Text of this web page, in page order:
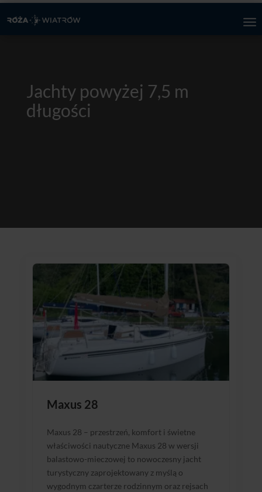
Jachty powyżej 7,5 m
długości
Maxus 28
Maxus 28 – przestrzeń, komfort i świetne
właściwości nautyczne Maxus 28 w wersji
balastowo-mieczowej to nowoczesny jacht
turystyczny zaprojektowany z myślą o
wygodnym czarterze rodzinnym oraz rejsach